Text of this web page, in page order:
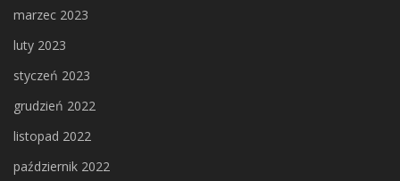
marzec 2023
luty 2023
styczeń 2023
grudzień 2022
listopad 2022
październik 2022